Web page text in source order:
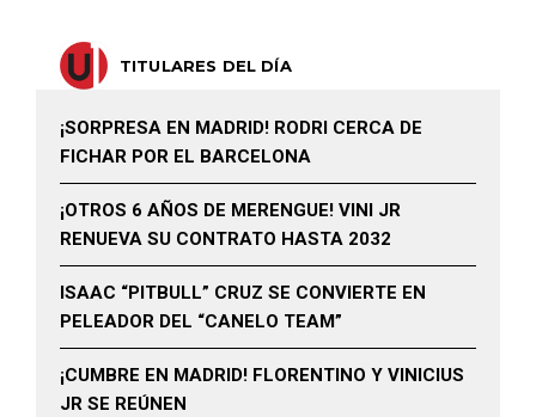
TITULARES DEL DÍA
¡SORPRESA EN MADRID! RODRI CERCA DE
FICHAR POR EL BARCELONA
¡OTROS 6 AÑOS DE MERENGUE! VINI JR
RENUEVA SU CONTRATO HASTA 2032
ISAAC “PITBULL” CRUZ SE CONVIERTE EN
PELEADOR DEL “CANELO TEAM”
¡CUMBRE EN MADRID! FLORENTINO Y VINICIUS
JR SE REÚNEN